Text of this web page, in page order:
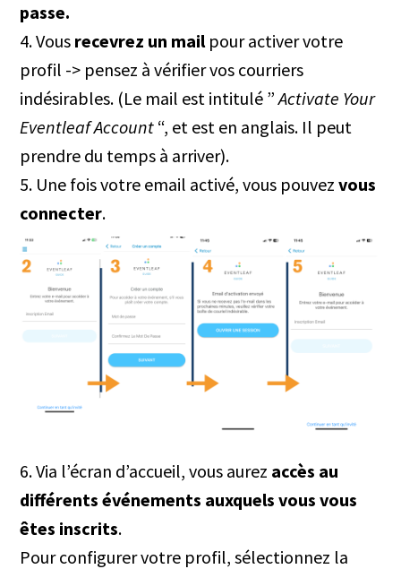
passe.
4. Vous recevrez un mailpour activer votre
profil -> pensez à vérifier vos courriers
indésirables. (Le mail est intitulé ”Activate Your
Eventleaf Account “, et est en anglais. Il peut
prendre du temps à arriver).
5. Une fois votre email activé, vous pouvezvous
connecter.
6. Via l’écran d’accueil, vous aurez accès au
différents événements auxquels vous vous
êtes inscrits.
Pour configurer votre profil, sélectionnez la